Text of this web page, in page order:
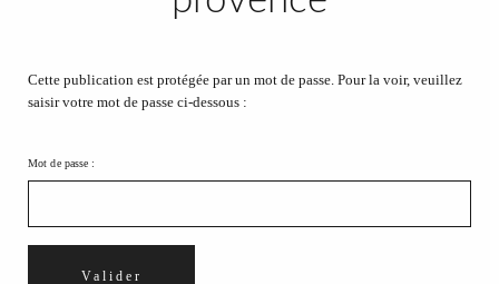
CONTACT
STUDIO PORTRAITS D’ART
Cette publication est protégée par un mot de passe. Pour la voir, veuillez
saisir votre mot de passe ci-dessous :
Mot de passe :